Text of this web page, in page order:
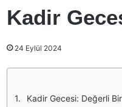
Kadir
24 Eylül 2024
Kadir Gecesi: Değerli